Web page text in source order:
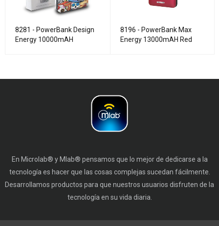
8281 - PowerBank Design
Energy 10000mAH
8196 - PowerBank Max
Energy 13000mAH Red
En Microlab® y Mlab® pensamos que lo mejor de dedicarse a la
tecnología es hacer que las cosas complejas sucedan fácilmente.
Desarrollamos productos para que nuestros usuarios disfruten de la
tecnología en su vida diaria.